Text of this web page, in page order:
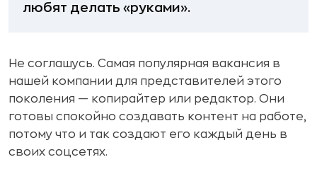
любят делать «руками».
Не соглашусь. Самая популярная вакансия в
нашей компании для представителей этого
поколения — копирайтер или редактор. Они
готовы спокойно создавать контент на работе,
потому что и так создают его каждый день в
своих соцсетях.